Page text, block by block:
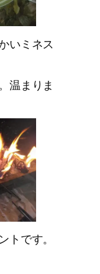
いミネス
温まりま
トです。